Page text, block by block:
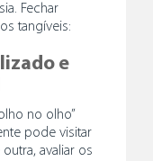
Fechar
tangíveis:
e
no olho”
pode visitar
avaliar os